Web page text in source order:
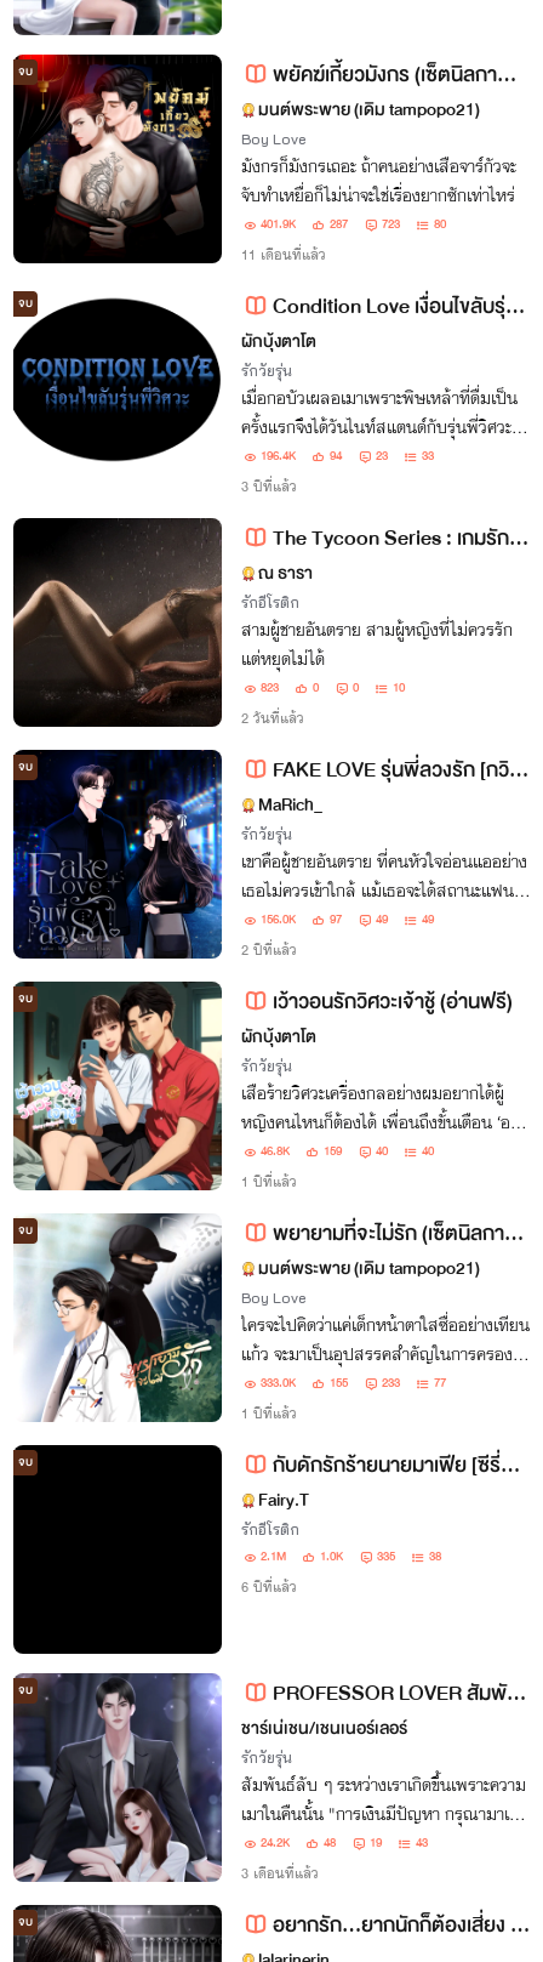
จบ พยัคฆ์เกี้ยวมังกร (เซ็ตนิลกาญจน์ทีม) มีE-book
มนต์พระพาย (เดิม tampopo21)
Boy Love
มังกรก็มังกรเถอะ ถ้าคนอย่างเสือจาร์กัวจะ
จับทำเหยื่อก็ไม่น่าจะใช่เรื่องยากซักเท่าไหร่
401.9K 287 723 80
11 เดือนที่แล้ว
จบ Condition Love เงื่อนไขลับรุ่นพี่วิศวะ
ผักบุ้งตาโต
รักวัยรุ่น
เมื่อกอบัวเผลอเมาเพราะพิษเหล้าที่ดื่มเป็น
ครั้งแรกจึงได้วันไนท์สแตนด์กับรุ่นพี่วิศวะ
หน้าหล่อซึ่งเป็นเจ้าของห้องคอนโดที่เธอ
อาศัยอยู่ "มีครั้งแรกแล้ว พี่ขอมีครั้งต่อไป
196.4K 94 23 33
3 ปีที่แล้ว
The Tycoon Series : เกมรักในเงาอำนาจ [PWP] + [NC30+]
ณ ธารา
รักอีโรติก
สามผู้ชายอันตราย สามผู้หญิงที่ไม่ควรรัก
แต่หยุดไม่ได้
823 0 0 10
2 วันที่แล้ว
จบ FAKE LOVE รุ่นพี่ลวงรัก [กวินXพิพลอย]
MaRich_
รักวัยรุ่น
เขาคือผู้ชายอันตราย ที่คนหัวใจอ่อนแออย่าง
เธอไม่ควรเข้าใกล้ แม้เธอจะได้สถานะแฟน
มาครอบครอง แต่กลับไม่เคยได้หัวใจของเขา
156.0K 97 49 49
2 ปีที่แล้ว
จบ เว้าวอนรักวิศวะเจ้าชู้ (อ่านฟรี)
ผักบุ้งตาโต
รักวัยรุ่น
เสือร้ายวิศวะเครื่องกลอย่างผมอยากได้ผู้
หญิงคนไหนก็ต้องได้ เพื่อนถึงขั้นเตือน ‘อย่า
ไปฟันใครแล้วทิ้ง’ “ปกติกูเอาใครทุกคนก็
เต็มใจหมด แต่ถ้าอะไรที่ท้าทายกูก็ยิ่งอยาก
เอา…แม้ผู้หญิงจะไม่เต็มใจก็ตาม"
46.8K 159 40 40
1 ปีที่แล้ว
จบ พยายามที่จะไม่รัก (เซ็ตนิลกาญจน์ทีม) มี E-book
มนต์พระพาย (เดิม tampopo21)
Boy Love
ใครจะไปคิดว่าแค่เด็กหน้าตาใสซื่ออย่างเทียน
แก้ว จะมาเป็นอุปสรรคสำคัญในการครองตัว
เป็นโสดของหมอกฤษผู้เย็นชาได้ อุตส่าห์
พยายามที่จะไม่รักใครมาจนอายุ 35 แต่ดัน
มาหวั่นไหวเพราะเด็กอายุ 20 ซะได้ งานเข้า
แล้ว!
333.0K 155 233 77
1 ปีที่แล้ว
จบ กับดักรักร้ายนายมาเฟีย [ซีรี่ส์เซ็ตที่1 เรื่องที่1]
Fairy.T
รักอีโรติก
2.1M 1.0K 335 38
6 ปีที่แล้ว
จบ PROFESSOR LOVER สัมพันธ์ลับกับอาจารย์แสนร้าย-เซ็ตกาวน์สอนเกียร์ ซีรีส์อาจารย์ของคุณ
ชาร์เน่เชน/เชนเนอร์เลอร์
รักวัยรุ่น
สัมพันธ์ลับ ๆ ระหว่างเราเกิดขึ้นเพราะความ
เมาในคืนนั้น "การเงินมีปัญหา กรุณามาเอา
กับผม"
24.2K 48 19 43
3 เดือนที่แล้ว
จบ อยากรัก...ยากนักก็ต้องเสี่ยง (เซอร์เวย์×มินนี่)